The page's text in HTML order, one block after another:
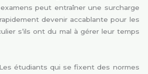
peut entraîner une surcharge
devenir accablante pour les
s’ils ont du mal à gérer leur temps
étudiants qui se fixent des normes